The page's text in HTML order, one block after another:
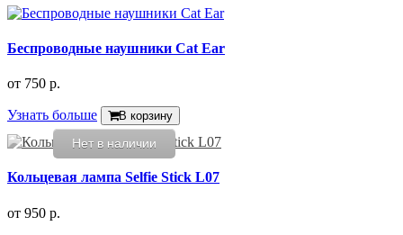
Беспроводные наушники Cat Ear
от 750 р.
Узнать больше В корзину
Нет в наличии
Кольцевая лампа Selfie Stick L07
от 950 р.